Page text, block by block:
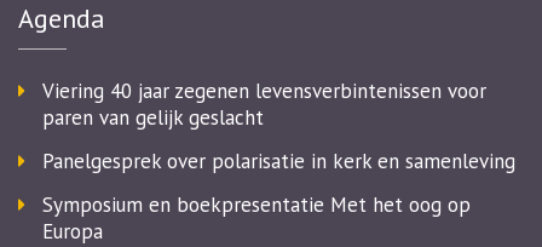
Agenda
Viering 40 jaar zegenen levensverbintenissen voor
paren van gelijk geslacht
Panelgesprek over polarisatie in kerk en samenleving
Symposium en boekpresentatie Met het oog op
Europa